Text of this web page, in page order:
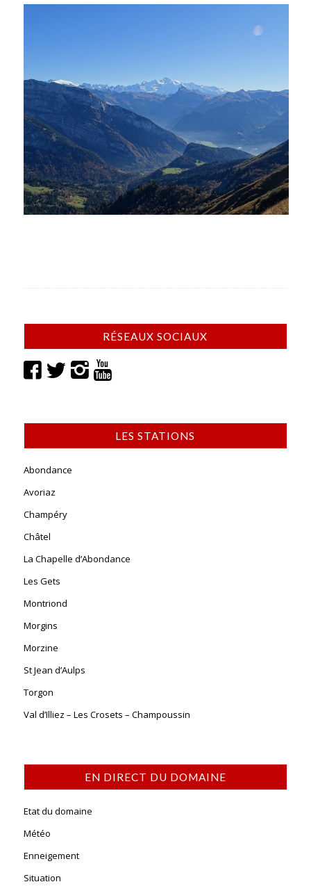
RÉSEAUX SOCIAUX
LES STATIONS
Abondance
Avoriaz
Champéry
Châtel
La Chapelle d’Abondance
Les Gets
Montriond
Morgins
Morzine
St Jean d’Aulps
Torgon
Val d’Illiez – Les Crosets – Champoussin
EN DIRECT DU DOMAINE
Etat du domaine
Météo
Enneigement
Situation